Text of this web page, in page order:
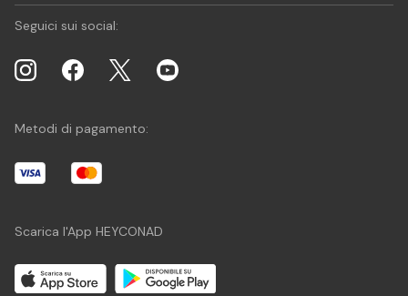
Seguici sui social:
Metodi di pagamento:
Scarica l'App HEYCONAD